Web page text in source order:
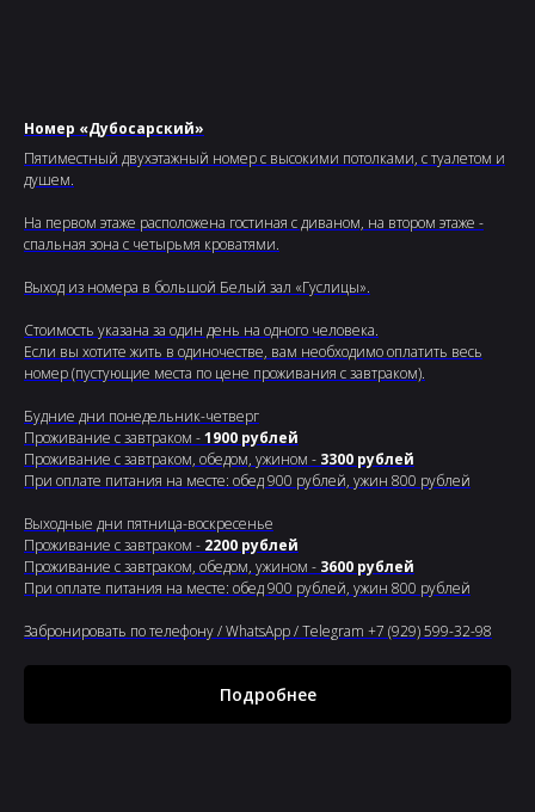
Номер «Дубосарский»
Пятиместный двухэтажный номер с высокими потолками, с туалетом и
душем.
На первом этаже расположена гостиная с диваном, на втором этаже -
спальная зона с четырьмя кроватями.
Выход из номера в большой Белый зал «Гуслицы».
Стоимость указана за один день на одного человека.
Если вы хотите жить в одиночестве, вам необходимо оплатить весь
номер (пустующие места по цене проживания с завтраком).
Будние дни понедельник-четверг
Проживание с завтраком -1900 рублей
Проживание с завтраком, обедом, ужином - 3300 рублей
При оплате питания на месте: обед 900 рублей, ужин 800 рублей
Выходные дни пятница-воскресенье
Проживание с завтраком - 2200 рублей
Проживание с завтраком, обедом, ужином - 3600 рублей
При оплате питания на месте: обед 900 рублей, ужин 800 рублей
Забронировать по телефону / WhatsApp / Telegram +7 (929) 599-32-98
Подробнее